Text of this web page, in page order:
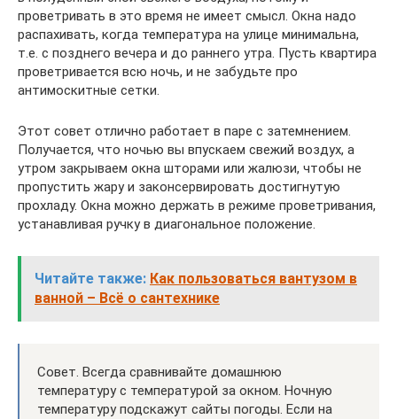
проветривать в это время не имеет смысл. Окна надо
распахивать, когда температура на улице минимальна,
т.е. с позднего вечера и до раннего утра. Пусть квартира
проветривается всю ночь, и не забудьте про
антимоскитные сетки.
Этот совет отлично работает в паре с затемнением.
Получается, что ночью вы впускаем свежий воздух, а
утром закрываем окна шторами или жалюзи, чтобы не
пропустить жару и законсервировать достигнутую
прохладу. Окна можно держать в режиме проветривания,
устанавливая ручку в диагональное положение.
Читайте также: Как пользоваться вантузом в
ванной – Всё о сантехнике
Совет. Всегда сравнивайте домашнюю
температуру с температурой за окном. Ночную
температуру подскажут сайты погоды. Если на